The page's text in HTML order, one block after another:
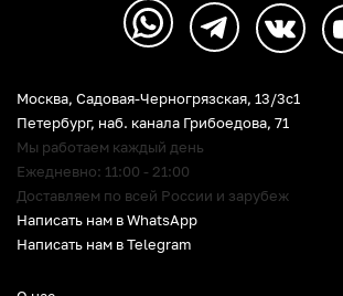
Москва, Садовая-Черногрязская, 13/3c1
Петербург, наб. канала Грибоедова, 71
Мы работаем каждый день
Ежедневно: 11:00 - 21:00
Доставляем по всей России и зарубеж
Написать нам в WhatsApp
Написать нам в Telegram